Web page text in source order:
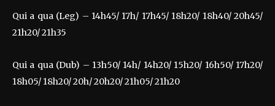
Qui a qua (Leg) – 14h45/ 17h/ 17h45/ 18h20/ 18h40/ 20h45/
21h20/ 21h35
Qui a qua (Dub) – 13h50/ 14h/ 14h20/ 15h20/ 16h50/ 17h20/
18h05/ 18h20/ 20h/ 20h20/ 21h05/ 21h20